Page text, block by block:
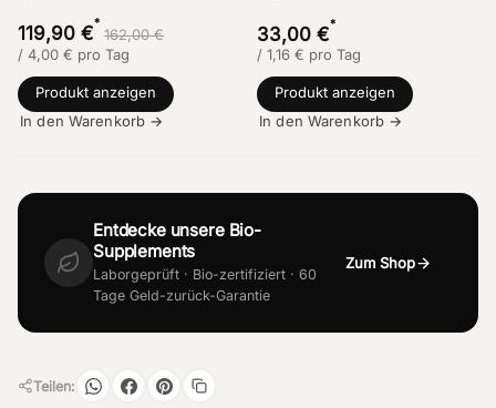
119,90 €*
162,00 €
/ 4,00 € pro Tag
Produkt anzeigen
In den Warenkorb →
33,00 €*
/ 1,16 € pro Tag
Produkt anzeigen
In den Warenkorb →
Entdecke unsere Bio-
Supplements
Laborgeprüft · Bio-zertifiziert · 60
Tage Geld-zurück-Garantie
Zum Shop
Teilen: